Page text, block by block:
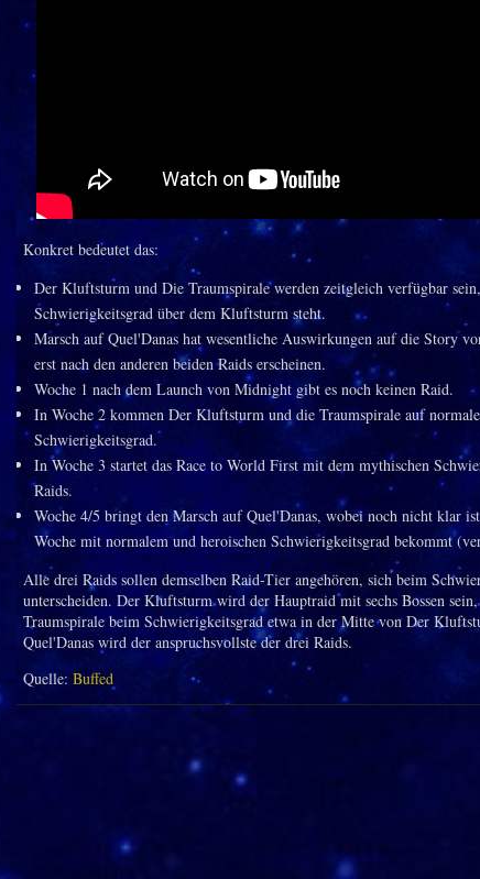
Konkret bedeutet das:
Der Kluftsturm und Die Traumspirale werden zeitgleich verfügbar
Schwierigkeitsgrad über dem Kluftsturm steht.
Marsch auf Quel'Danas hat wesentliche Auswirkungen auf die Story
erst nach den anderen beiden Raids erscheinen.
Woche 1 nach dem Launch von Midnight gibt es noch keinen Raid.
In Woche 2 kommen Der Kluftsturm und die Traumspirale auf
Schwierigkeitsgrad.
In Woche 3 startet das Race to World First mit dem mythischen
Raids.
Woche 4/5 bringt den Marsch auf Quel'Danas, wobei noch nicht klar
Woche mit normalem und heroischen Schwierigkeitsgrad bekommt
Alle drei Raids sollen demselben Raid-Tier angehören, sich beim
unterscheiden. Der Kluftsturm wird der Hauptraid mit sechs Bossen
Traumspirale beim Schwierigkeitsgrad etwa in der Mitte von Der
Quel'Danas wird der anspruchsvollste der drei Raids.
Quelle: Buffed